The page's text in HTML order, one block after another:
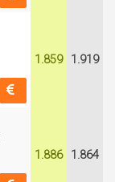
1.859 1.919
1.886 1.864